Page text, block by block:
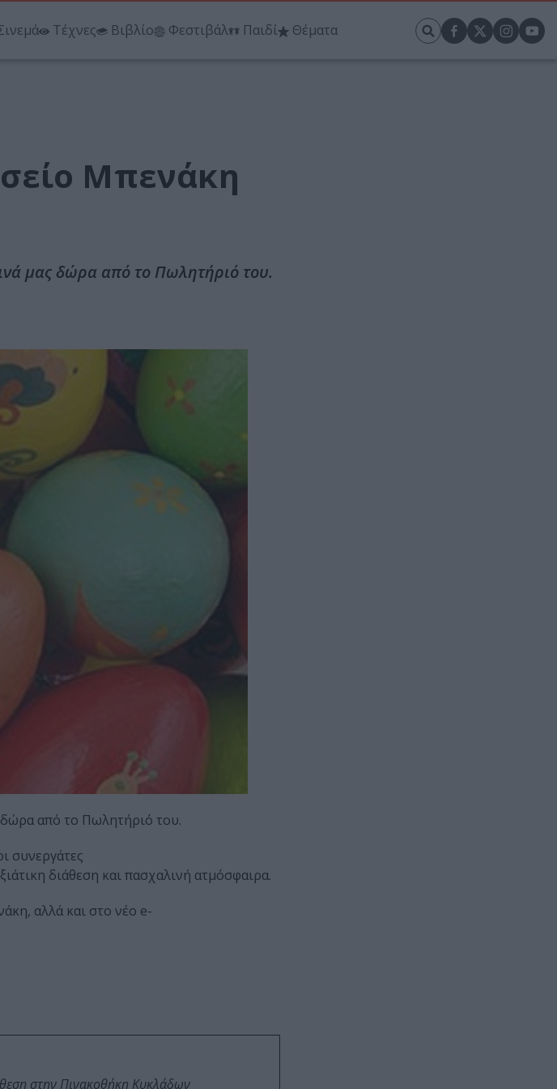
Τέχνες Βιβλίο Φεστιβάλ Παιδί Θέματα
Μπενάκη
μας δώρα από το Πωλητήριό του.
δώρα από το Πωλητήριό του.
συνεργάτες
διάθεση και πασχαλινή ατμόσφαιρα.
αλλά και στο νέο e-
στην Πινακοθήκη Κυκλάδων